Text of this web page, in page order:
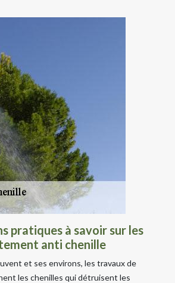
pratiques à savoir sur les
anti chenille
et ses environs, les travaux de
les chenilles qui détruisent les